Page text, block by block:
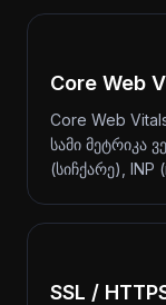
Core Web
Core Web
სამი მეტრიკა
(სიჩქარე), INP
SSL /